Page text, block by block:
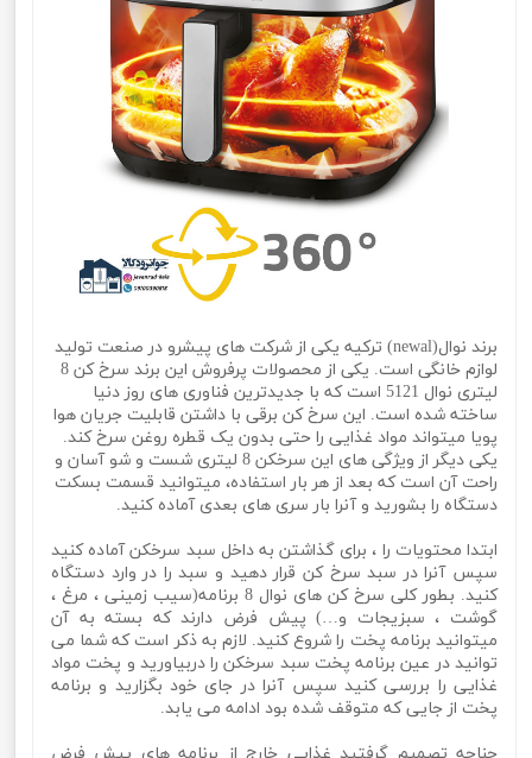
برند نوال(newal) ترکیه یکی از شرکت های پیشرو در صنعت تولید
لوازم خانگی است. یکی از محصولات پرفروش این برند سرخ کن 8
لیتری نوال 5121 است که با جدیدترین فناوری های روز دنیا
ساخته شده است. این سرخ کن برقی با داشتن قابلیت جریان هوا
پویا میتواند مواد غذایی را حتی بدون یک قطره روغن سرخ کند.
یکی دیگر از ویژگی های این سرخکن 8 لیتری شست و شو آسان و
راحت آن است که بعد از هر بار استفاده، میتوانید قسمت بسکت
دستگاه را بشورید و آنرا بار سری های بعدی آماده کنید.
ابتدا محتویات را ، برای گذاشتن به داخل سبد سرخکن آماده کنید
سپس آنرا در سبد سرخ کن قرار دهید و سبد را در وارد دستگاه
کنید. بطور کلی سرخ کن های نوال 8 برنامه(سیب زمینی ، مرغ ،
گوشت ، سبزیجات و…) پیش فرض دارند که بسته به آن
میتوانید برنامه پخت را شروع کنید. لازم به ذکر است که شما می
توانید در عین برنامه پخت سبد سرخکن را دربیاورید و پخت مواد
غذایی را بررسی کنید سپس آنرا در جای خود بگزارید و برنامه
پخت از جایی که متوقف شده بود ادامه می یابد.